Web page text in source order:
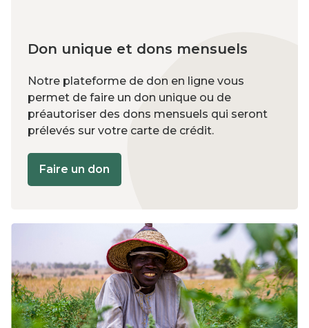
Don unique et dons mensuels
Notre plateforme de don en ligne vous
permet de faire un don unique ou de
préautoriser des dons mensuels qui seront
prélevés sur votre carte de crédit.
Faire un don